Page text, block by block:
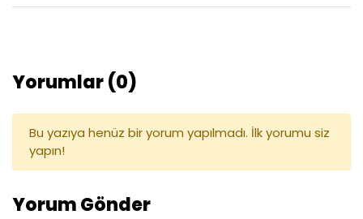
Yorumlar (0)
Bu yazıya henüz bir yorum yapılmadı. İlk yorumu siz
yapın!
Yorum Gönder